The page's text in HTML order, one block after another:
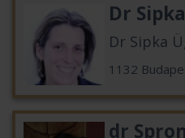
Dr
Dr Sipka
1132
dr